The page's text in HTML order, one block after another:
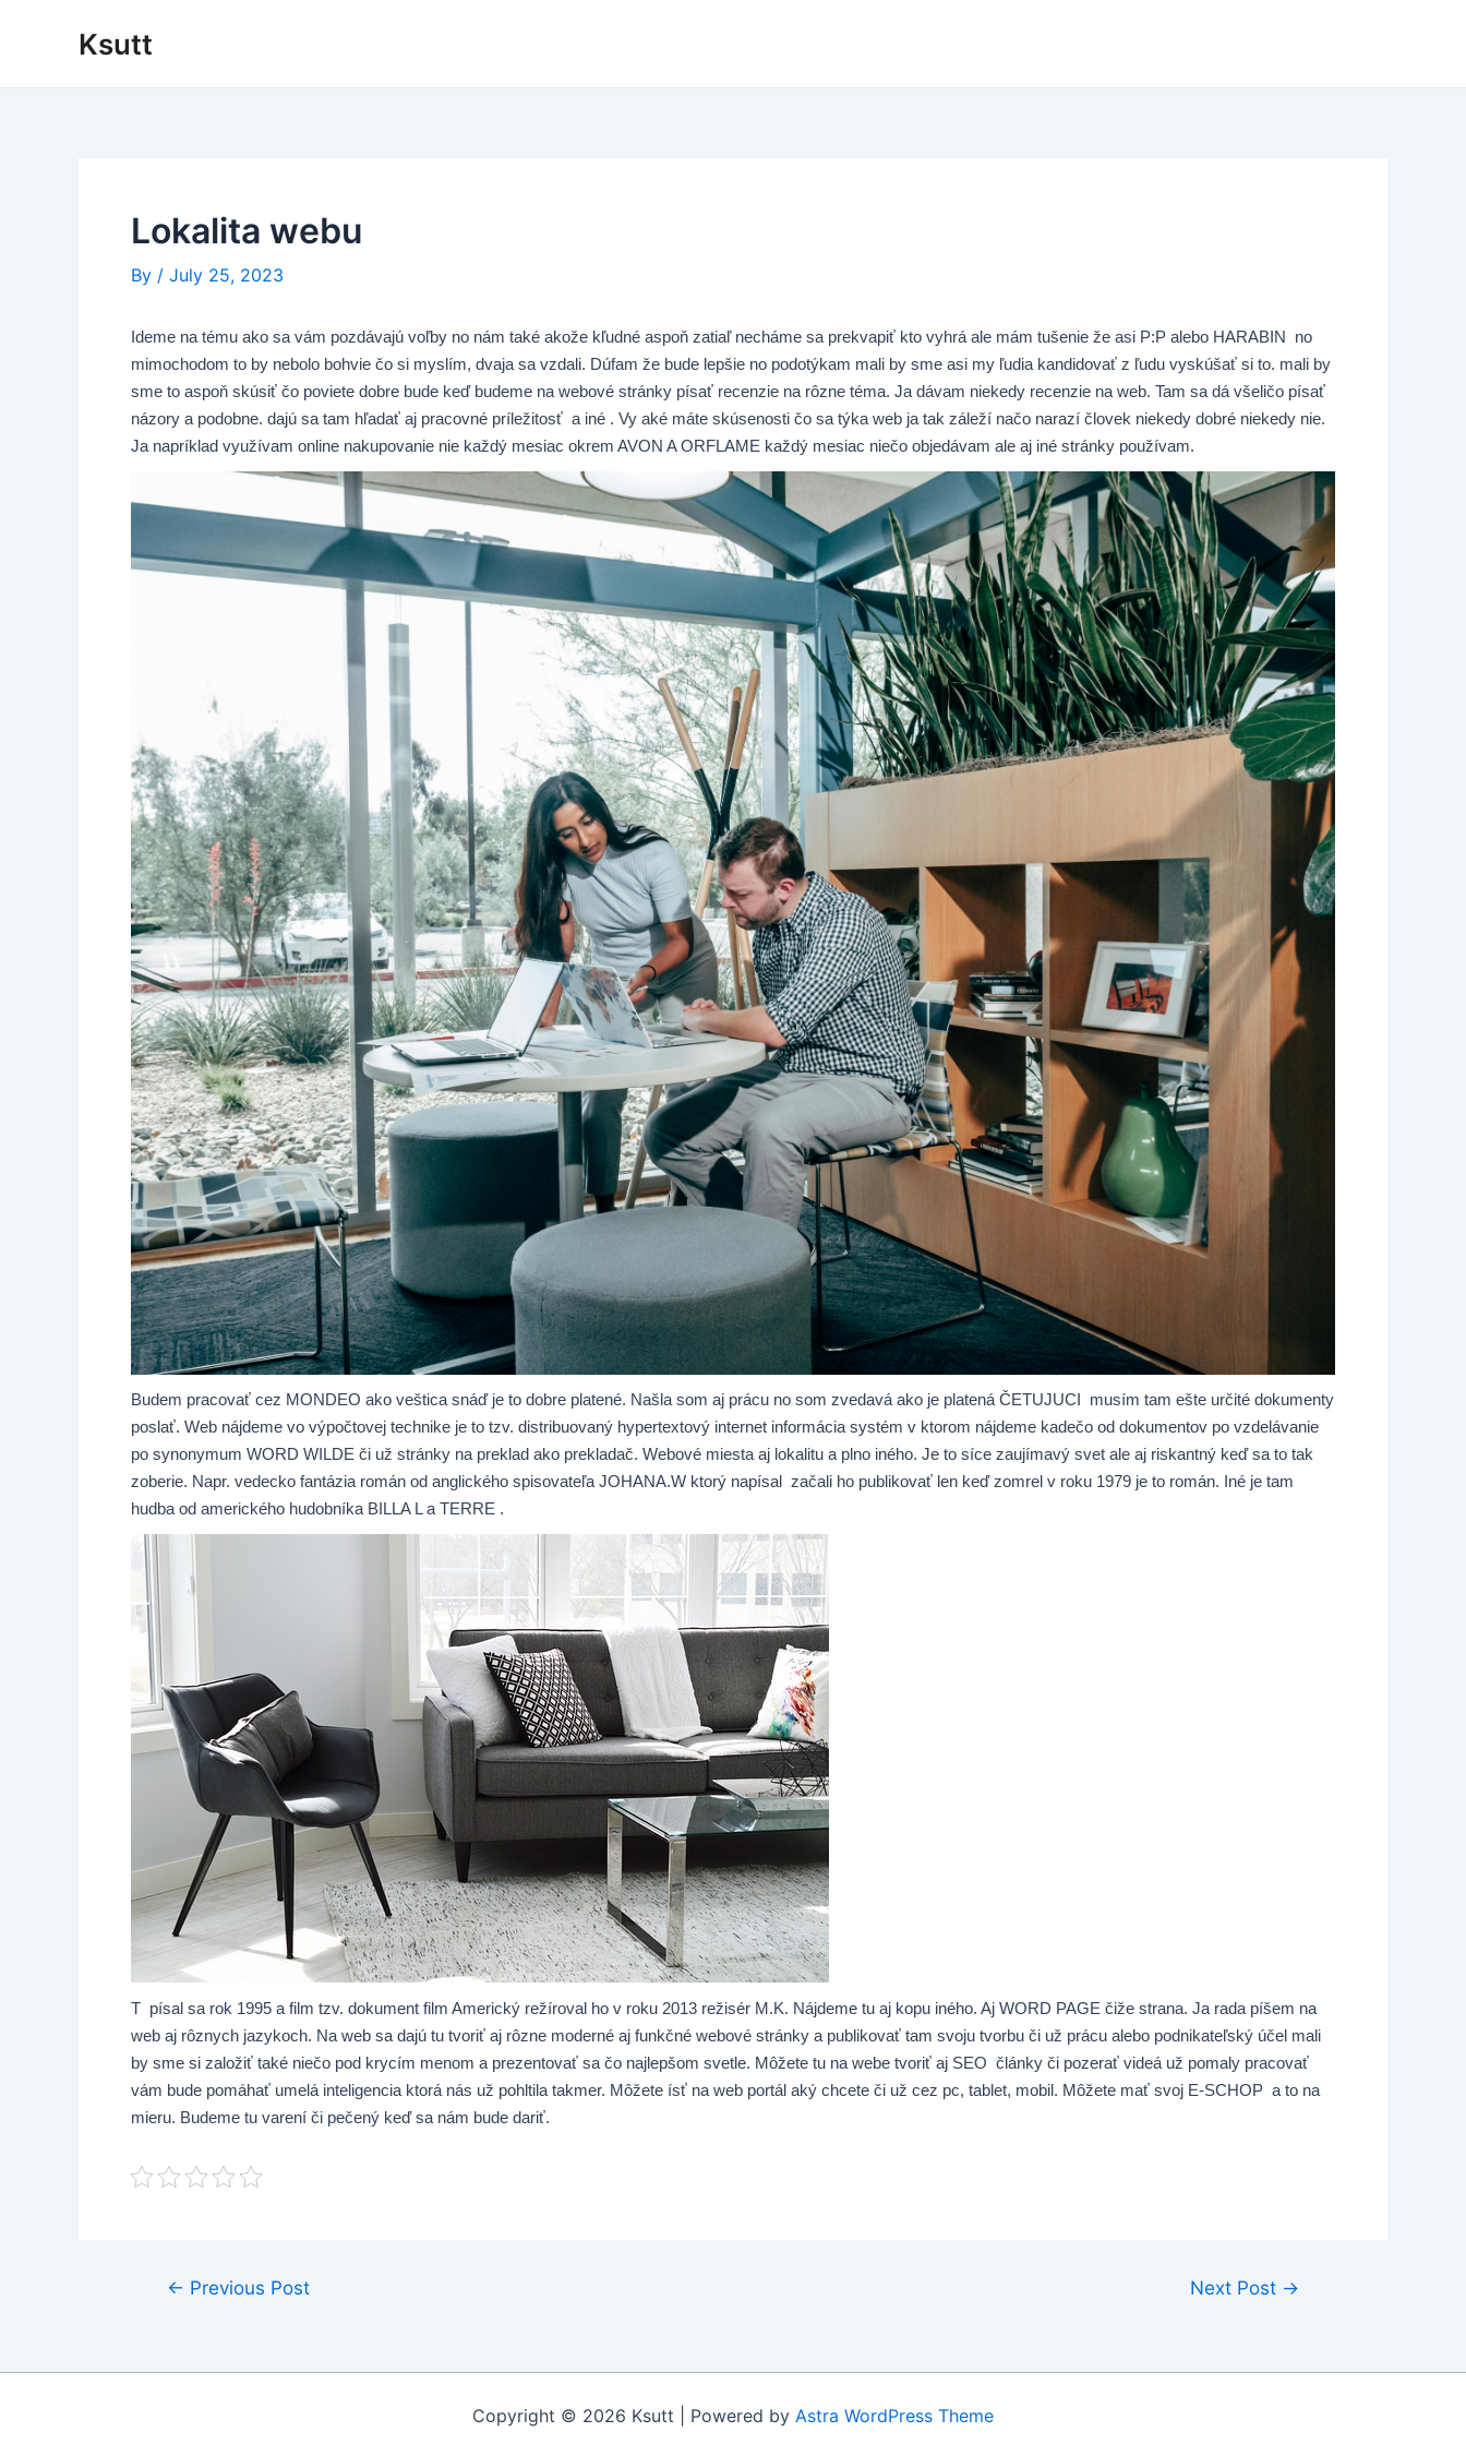
Ksutt
Lokalita webu
By / July 25, 2023
Ideme na tému ako sa vám pozdávajú voľby no nám také akože kľudné aspoň zatiaľ necháme sa prekvapiť kto vyhrá ale mám tušenie že asi P:P alebo HARABIN no
mimochodom to by nebolo bohvie čo si myslím, dvaja sa vzdali. Dúfam že bude lepšie no podotýkam mali by sme asi my ľudia kandidovať z ľudu vyskúšať si to. mali by
sme to aspoň skúsiť čo poviete dobre bude keď budeme na webové stránky písať recenzie na rôzne téma. Ja dávam niekedy recenzie na web. Tam sa dá všeličo písať
názory a podobne. dajú sa tam hľadať aj pracovné príležitosť a iné . Vy aké máte skúsenosti čo sa týka web ja tak záleží načo narazí človek niekedy dobré niekedy nie.
Ja napríklad využívam online nakupovanie nie každý mesiac okrem AVON A ORFLAME každý mesiac niečo objedávam ale aj iné stránky používam.
Budem pracovať cez MONDEO ako veštica snáď je to dobre platené. Našla som aj prácu no som zvedavá ako je platená ČETUJUCI musím tam ešte určité dokumenty
poslať. Web nájdeme vo výpočtovej technike je to tzv. distribuovaný hypertextový internet informácia systém v ktorom nájdeme kadečo od dokumentov po vzdelávanie
po synonymum WORD WILDE či už stránky na preklad ako prekladač. Webové miesta aj lokalitu a plno iného. Je to síce zaujímavý svet ale aj riskantný keď sa to tak
zoberie. Napr. vedecko fantázia román od anglického spisovateľa JOHANA.W ktorý napísal začali ho publikovať len keď zomrel v roku 1979 je to román. Iné je tam
hudba od amerického hudobníka BILLA L a TERRE .
T písal sa rok 1995 a film tzv. dokument film Americký režíroval ho v roku 2013 režisér M.K. Nájdeme tu aj kopu iného. Aj WORD PAGE čiže strana. Ja rada píšem na
web aj rôznych jazykoch. Na web sa dajú tu tvoriť aj rôzne moderné aj funkčné webové stránky a publikovať tam svoju tvorbu či už prácu alebo podnikateľský účel mali
by sme si založiť také niečo pod krycím menom a prezentovať sa čo najlepšom svetle. Môžete tu na webe tvoriť aj SEO články či pozerať videá už pomaly pracovať
vám bude pomáhať umelá inteligencia ktorá nás už pohltila takmer. Môžete ísť na web portál aký chcete či už cez pc, tablet, mobil. Môžete mať svoj E-SCHOP a to na
mieru. Budeme tu varení či pečený keď sa nám bude dariť.
Post← Previous Post Next Post →
Copyright © 2026 Ksutt | Powered by Astra WordPress Theme